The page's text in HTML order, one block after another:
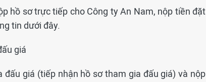
hồ sơ trực tiếp cho Công ty An Nam, nộp tiền đặt
tin dưới đây.
giá
giá (tiếp nhận hồ sơ tham gia đấu giá) và nộp